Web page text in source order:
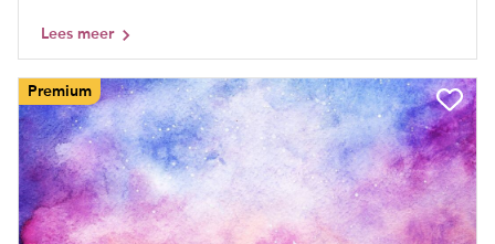
Lees meer
Premium